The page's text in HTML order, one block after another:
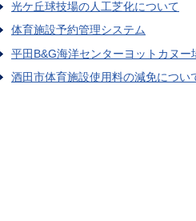
光ケ丘球技場の人工芝化について
体育施設予約管理システム
平田B&G海洋センターヨットカヌー
酒田市体育施設使用料の減免につい